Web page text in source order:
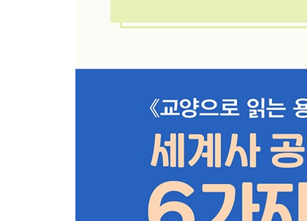
아바스 왕조와 세계의 중심 바그다드
바이킹의 고향, 스칸디나비아 지역을 가다
프랑크 족이 서유럽을 통일하다
크리스트교가 둘로 갈라지다
카롤루스 대제가 서로마 황제 자리에 오르다
동쪽에서 이슬람 세력을 막아낸 비잔티움 제국
바이킹의 시대가 열리다